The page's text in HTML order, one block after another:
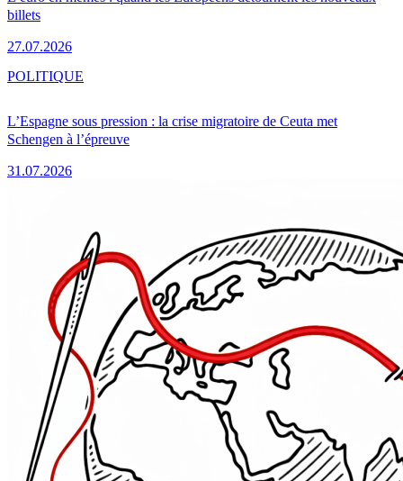
billets
27.07.2026
L’Espagne sous pression : la crise migratoire de Ceuta met
Schengen à l’épreuve
31.07.2026
POLITIQUE